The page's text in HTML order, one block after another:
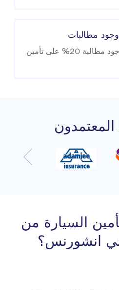
مطالبات
خصم عدم وجود مطالبة 20% على تأمين
المعتمدون
السيارة من
انشورنس؟